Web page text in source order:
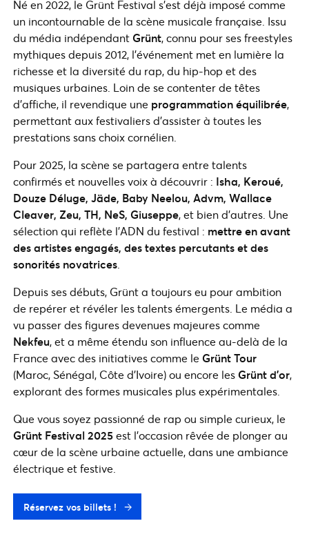
Né en 2022, le Grünt Festival s’est déjà imposé comme
un incontournable de la scène musicale française. Issu
du média indépendant Grünt, connu pour ses freestyles
mythiques depuis 2012, l’événement met en lumière la
richesse et la diversité du rap, du hip-hop et des
musiques urbaines. Loin de se contenter de têtes
d’affiche, il revendique une programmation équilibrée,
permettant aux festivaliers d’assister à toutes les
prestations sans choix cornélien.
Pour 2025, la scène se partagera entre talents
confirmés et nouvelles voix à découvrir : Isha, Keroué,
Douze Déluge, Jäde, Baby Neelou, Advm, Wallace
Cleaver, Zeu, TH, NeS, Giuseppe, et bien d’autres. Une
sélection qui reflète l’ADN du festival : mettre en avant
des artistes engagés, des textes percutants et des
sonorités novatrices
Depuis ses débuts, Grünt a toujours eu pour ambition
de repérer et révéler les talents émergents. Le média a
vu passer des figures devenues majeures comme
Nekfeu, et a même étendu son influence au-delà de la
France avec des initiatives comme le Grünt Tour
(Maroc, Sénégal, Côte d’Ivoire) ou encore les Grünt d’or,
explorant des formes musicales plus expérimentales.
Que vous soyez passionné de rap ou simple curieux, le
Grünt Festival 2025est l’occasion rêvée de plonger au
cœur de la scène urbaine actuelle, dans une ambiance
électrique et festive.
Réservez vos billets !